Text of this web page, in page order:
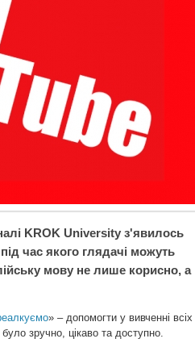
KROK University з'явилось
час якого глядачі можуть
мову не лише корисно, а
» – допомогти у вивченні всіх
зручно, цікаво та доступно.